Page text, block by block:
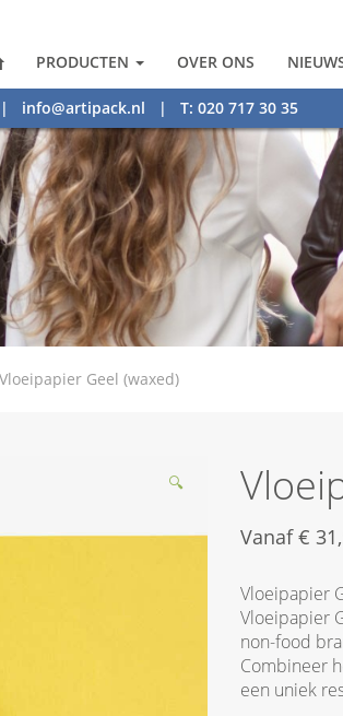
PRODUCTEN OVER ONS
info@artipack.nl | T: 020 717 30 35
Vloeipapier Geel (waxed)
🔍
Vanaf€
Vloeipapier
Vloeipapier
non-food
Combineer
een uniek